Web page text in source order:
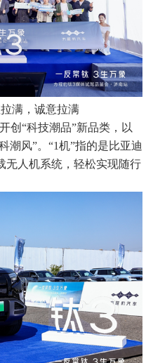
满，诚意拉满
创“科技潮品”新品类，以
潮风”。“1机”指的是比亚迪
无人机系统，轻松实现随行